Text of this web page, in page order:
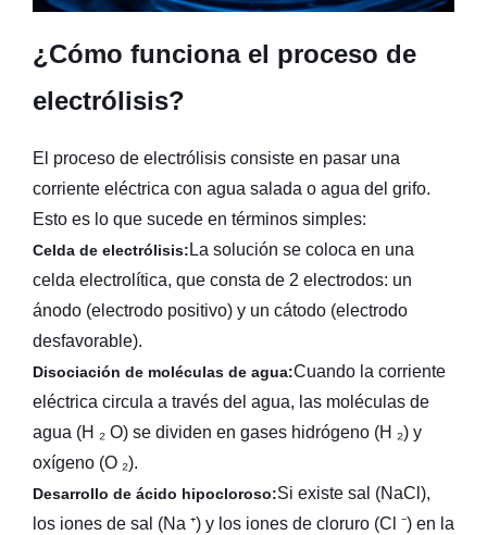
¿Cómo funciona el proceso de
electrólisis?
El proceso de electrólisis consiste en pasar una
corriente eléctrica con agua salada o agua del grifo.
Esto es lo que sucede en términos simples:
Celda de electrólisis: La solución se coloca en una
celda electrolítica, que consta de 2 electrodos: un
ánodo (electrodo positivo) y un cátodo (electrodo
desfavorable).
Disociación de moléculas de agua:Cuando la corriente
eléctrica circula a través del agua, las moléculas de
agua (H ₂ O) se dividen en gases hidrógeno (H ₂) y
oxígeno (O ₂).
Desarrollo de ácido hipocloroso:Si existe sal (NaCl),
los iones de sal (Na ⁺) y los iones de cloruro (Cl ⁻) en la